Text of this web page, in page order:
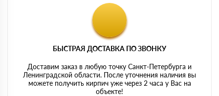
БЫСТРАЯ ДОСТАВКА ПО ЗВОНКУ
Доставим заказ в любую точку Санкт-Петербурга и
Ленинградской области. После уточнения наличия вы
можете получить кирпич уже через 2 часа у Вас на
объекте!